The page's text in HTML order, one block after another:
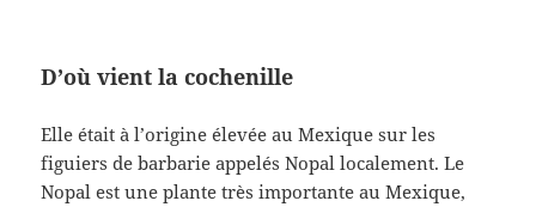
D’où vient la cochenille
Elle était à l’origine élevée au Mexique sur les
figuiers de barbarie appelés Nopal localement. Le
Nopal est une plante très importante au Mexique,